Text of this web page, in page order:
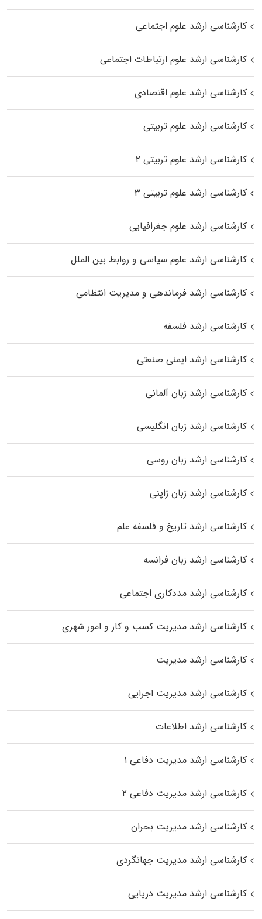
کارشناسی ارشد علوم اجتماعی
کارشناسی ارشد علوم ارتباطات اجتماعی
کارشناسی ارشد علوم اقتصادی
کارشناسی ارشد علوم تربیتی
کارشناسی ارشد علوم تربیتی ۲
کارشناسی ارشد علوم تربیتی ۳
کارشناسی ارشد علوم جغرافیایی
کارشناسی ارشد علوم سیاسی و روابط بین الملل
کارشناسی ارشد فرماندهی و مدیریت انتظامی
کارشناسی ارشد فلسفه
کارشناسی ارشد ایمنی صنعتی
کارشناسی ارشد زبان آلمانی
کارشناسی ارشد زبان انگلیسی
کارشناسی ارشد زبان روسی
کارشناسی ارشد زبان ژاپنی
کارشناسی ارشد تاریخ و فلسفه علم
کارشناسی ارشد زبان فرانسه
کارشناسی ارشد مددکاری اجتماعی
کارشناسی ارشد مدیریت کسب و کار و امور شهری
کارشناسی ارشد مدیریت
کارشناسی ارشد مدیریت اجرایی
کارشناسی ارشد اطلاعات
کارشناسی ارشد مدیریت دفاعی ۱
کارشناسی ارشد مدیریت دفاعی ۲
کارشناسی ارشد مدیریت بحران
کارشناسی ارشد مدیریت جهانگردی
کارشناسی ارشد مدیریت دریایی